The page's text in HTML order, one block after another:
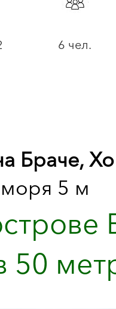
6 чел.
Браче,
моря 5 м
50